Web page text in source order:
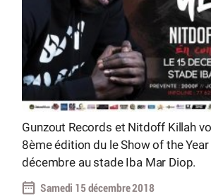
Gunzout Records et Nitdoff Killah
8ème édition du le Show of the
décembre au stade Iba Mar Diop.
Samedi 15 décembre 2018